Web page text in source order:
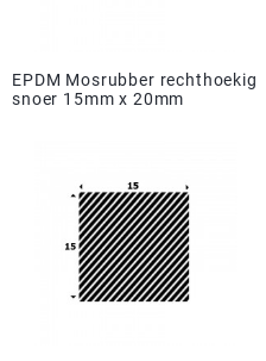
EPDM Mosrubber rechthoekig
snoer 15mm x 20mm